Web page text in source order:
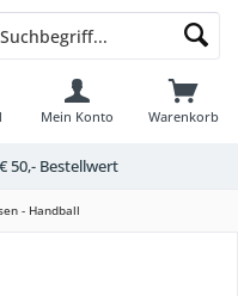
Warenkorb
Mein Konto
50,- Bestellwert
- Handball